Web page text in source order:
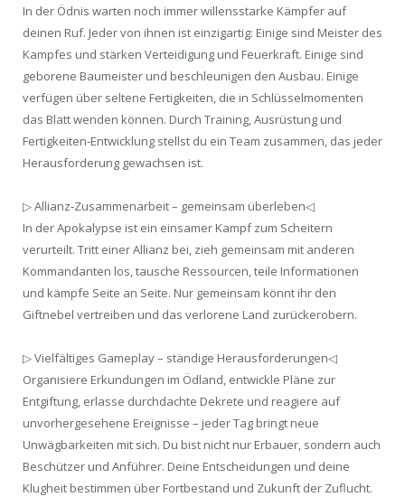
In der Ödnis warten noch immer willensstarke Kämpfer auf
deinen Ruf. Jeder von ihnen ist einzigartig: Einige sind Meister des
Kampfes und stärken Verteidigung und Feuerkraft. Einige sind
geborene Baumeister und beschleunigen den Ausbau. Einige
verfügen über seltene Fertigkeiten, die in Schlüsselmomenten
das Blatt wenden können. Durch Training, Ausrüstung und
Fertigkeiten‑Entwicklung stellst du ein Team zusammen, das jeder
Herausforderung gewachsen ist.
▷ Allianz‑Zusammenarbeit – gemeinsam überleben◁
In der Apokalypse ist ein einsamer Kampf zum Scheitern
verurteilt. Tritt einer Allianz bei, zieh gemeinsam mit anderen
Kommandanten los, tausche Ressourcen, teile Informationen
und kämpfe Seite an Seite. Nur gemeinsam könnt ihr den
Giftnebel vertreiben und das verlorene Land zurückerobern.
▷ Vielfältiges Gameplay – ständige Herausforderungen◁
Organisiere Erkundungen im Ödland, entwickle Pläne zur
Entgiftung, erlasse durchdachte Dekrete und reagiere auf
unvorhergesehene Ereignisse – jeder Tag bringt neue
Unwägbarkeiten mit sich. Du bist nicht nur Erbauer, sondern auch
Beschützer und Anführer. Deine Entscheidungen und deine
Klugheit bestimmen über Fortbestand und Zukunft der Zuflucht.